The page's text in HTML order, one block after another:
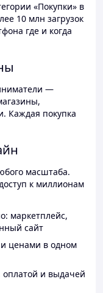
«Покупки» в
10 млн загрузок
где и когда
—
Каждая покупка
масштаба.
к миллионам
маркетплейс,
сайт
ценами в одном
оплатой и выдачей